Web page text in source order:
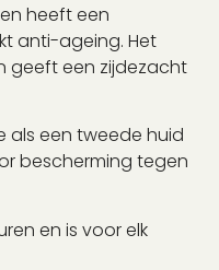
heeft een
anti-ageing. Het
geeft een zijdezacht
als een tweede huid
bescherming tegen
en is voor elk